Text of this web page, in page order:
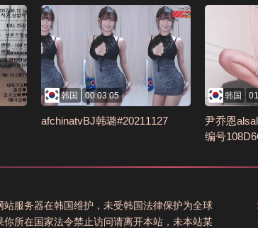
韩国 00:03:05
afchinatvBJ韩璐#20211127
韩国
尹乔恩
编号
站服务器在韩国维护，未受韩国法律保护为全球
你所在国家法令禁止访问请离开本站，未本站某